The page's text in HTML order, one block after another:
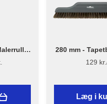
280 mm -
Plast -
129
Læg i